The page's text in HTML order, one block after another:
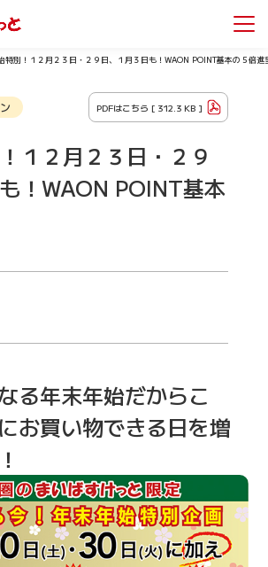
特別！１２月２３日・２９日、１月３日も！WAON POINT基本の５倍進
PDFはこちら [ 312.3 KB ]
１２月２３日・２９
！WAON POINT基本
る年末年始だからこ
お買い物できる日を増